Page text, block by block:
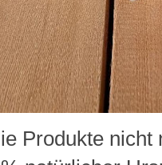
Produkte